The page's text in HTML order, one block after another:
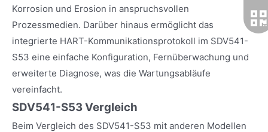
Korrosion und Erosion in anspruchsvollen
Prozessmedien. Darüber hinaus ermöglicht das
integrierte HART-Kommunikationsprotokoll im SDV541-
S53 eine einfache Konfiguration, Fernüberwachung und
erweiterte Diagnose, was die Wartungsabläufe
vereinfacht.
SDV541-S53 Vergleich
Beim Vergleich des SDV541-S53 mit anderen Modellen